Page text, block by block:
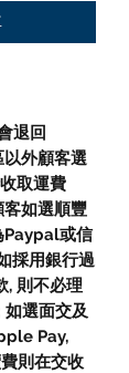
退回
外顧客選
取運費
如選順豐
Paypal或信
採用銀行過
, 則不必理
選面交及
Pay,
則在交收